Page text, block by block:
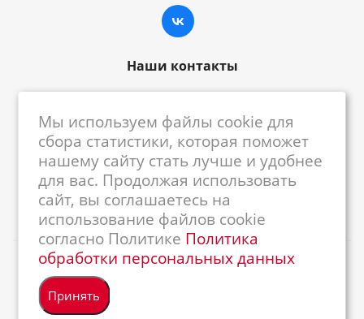
Наши контакты
centrkkm@centrkkm.ru
185005, г. Петрозаводск, ул. Промышленная,
1/26
2026 © Республиканский Центр ККМ
Мы используем файлы cookie для
сбора статистики, которая поможет
нашему сайту стать лучше и удобнее
для вас. Продолжая использовать
сайт, вы соглашаетесь на
использование файлов cookie
согласно Политике Политика
обработки персональных данных
Принять